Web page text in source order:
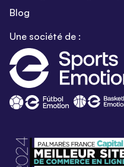
Blog
Une société de :